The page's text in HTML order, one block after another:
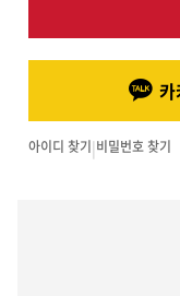
아이디 찾기|비밀번호 찾기